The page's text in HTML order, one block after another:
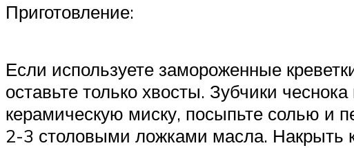
Приготовление:
Если используете замороженные
оставьте только хвосты. Зубчики
керамическую миску, посыпьте солью и
2-3 столовыми ложками масла. Накрыть